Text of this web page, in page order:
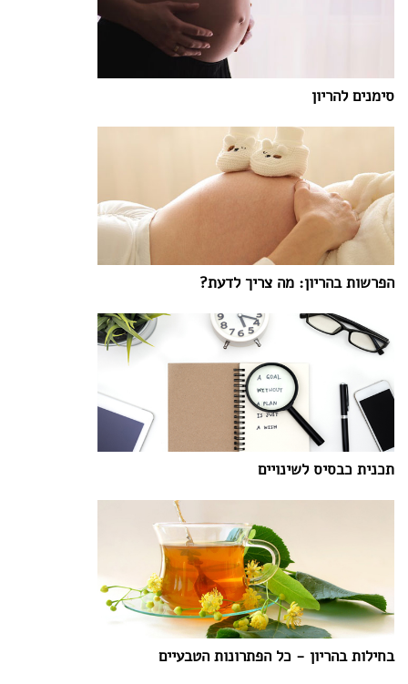
סימנים להריון
הפרשות בהריון: מה צריך לדעת?
תכנית כבסיס לשינויים
בחילות בהריון - כל הפתרונות הטבעיים